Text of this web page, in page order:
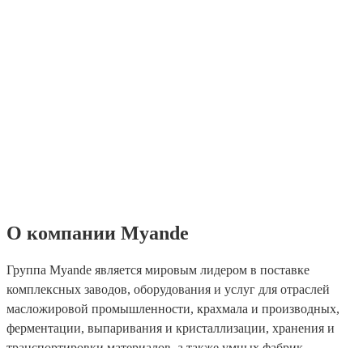
О компании Myande
Группа Myande является мировым лидером в поставке
комплексных заводов, оборудования и услуг для отраслей
масложировой промышленности, крахмала и производных,
ферментации, выпаривания и кристаллизации, хранения и